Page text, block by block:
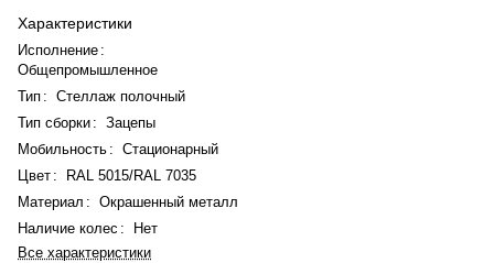
Характеристики
Исполнение :
Общепромышленное
Тип : Стеллаж полочный
Тип сборки: Зацепы
Мобильность : Стационарный
Цвет :
RAL 5015/RAL 7035
Материал : Окрашенный металл
Наличие колес :
Нет
Все характеристики